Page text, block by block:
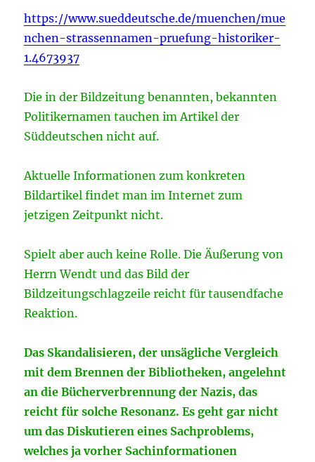
https://www.sueddeutsche.de/muenchen/mue
nchen-strassennamen-pruefung-historiker-
1.4673937
Die in der Bildzeitung benannten, bekannten
Politikernamen tauchen im Artikel der
Süddeutschen nicht auf.
Aktuelle Informationen zum konkreten
Bildartikel findet man im Internet zum
jetzigen Zeitpunkt nicht.
Spielt aber auch keine Rolle. Die Äußerung von
Herrn Wendt und das Bild der
Bildzeitungschlagzeile reicht für tausendfache
Reaktion.
Das Skandalisieren, der unsägliche Vergleich
mit dem Brennen der Bibliotheken, angelehnt
an die Bücherverbrennung der Nazis, das
reicht für solche Resonanz. Es geht gar nicht
um das Diskutieren eines Sachproblems,
welches ja vorher Sachinformationen